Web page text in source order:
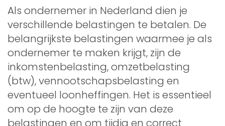
Als ondernemer in Nederland dien je
verschillende belastingen te betalen. De
belangrijkste belastingen waarmee je als
ondernemer te maken krijgt, zijn de
inkomstenbelasting, omzetbelasting
(btw), vennootschapsbelasting en
eventueel loonheffingen. Het is essentieel
om op de hoogte te zijn van deze
belastingen en om tijdig en correct